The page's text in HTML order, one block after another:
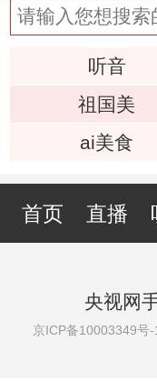
听音
祖国美
ai美食
首页 直播
央视网
京ICP备10003349号-